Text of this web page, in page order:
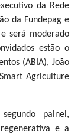
da Rede
da Fundepag e
será moderado
estão o
(ABIA), João
Agriculture
painel,
e a